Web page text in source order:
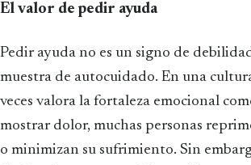
El valor de pedir ayuda
Pedir ayuda no es un signo de
muestra de autocuidado. En una
veces valora la fortaleza emocional
mostrar dolor, muchas personas
o minimizan su sufrimiento. Sin